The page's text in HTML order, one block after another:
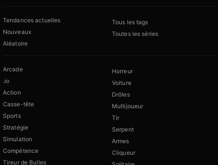
Tendances actuelles
Nouveaux
Aléatoire
Tous les tags
Toutes les séries
Arcade
.io
Action
Casse-tête
Sports
Stratégie
Simulation
Compétence
Tireur de Bulles
Horreur
Voiture
Drôles
Multijoueur
Tir
Serpent
Armes
Cliqueur